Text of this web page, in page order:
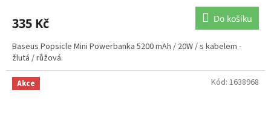
335 Kč Do košíku
Baseus Popsicle Mini Powerbanka 5200 mAh / 20W / s kabelem -
žlutá / růžová.
Akce Kód: 1638968